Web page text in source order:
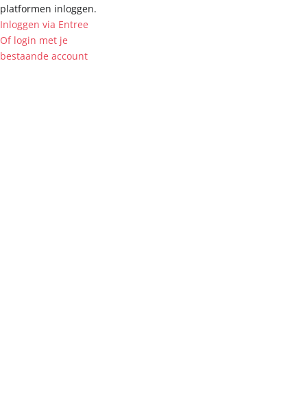
platformen inloggen.
Inloggen via Entree
Of login met je
bestaande account